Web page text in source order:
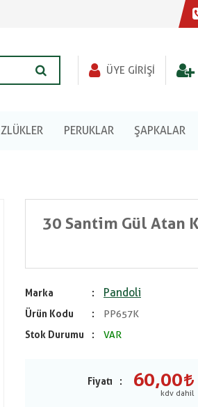
ÜYE GIRIŞI
PERUKLAR ŞAPKALAR
30 Santim Gül Atan
Marka Pandoli
Ürün Kodu
PP657K
Stok Durumu
VAR
Fiyatı 60,00